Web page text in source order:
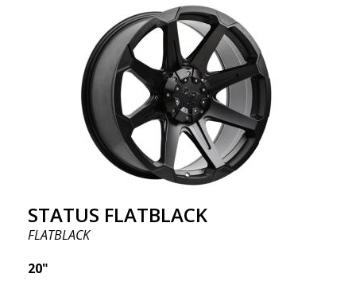
STATUS FLATBLACK
FLATBLACK
20"